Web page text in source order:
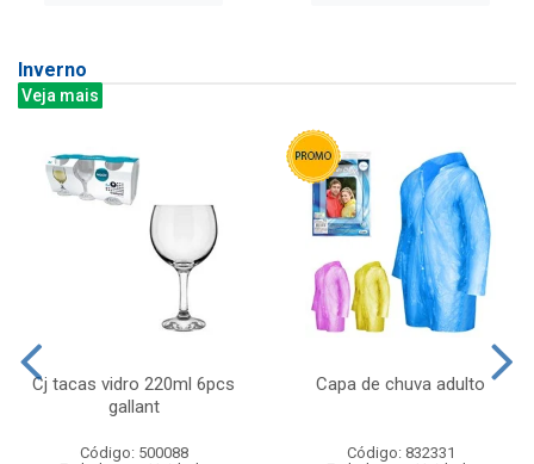
Inverno
Veja mais
Cj tacas vidro 220ml 6pcs
gallant
Código: 500088
Capa de chuva adulto
Código: 832331